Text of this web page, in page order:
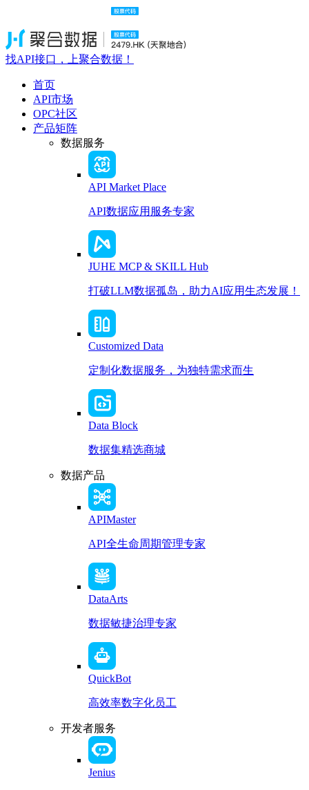
找API接口，上聚合数据！
首页
API市场
OPC社区
产品矩阵
数据服务
API Market Place
API数据应用服务专家
JUHE MCP & SKILL Hub
打破LLM数据孤岛，助力AI应用生态发展！
Customized Data
定制化数据服务，为独特需求而生
Data Block
数据集精选商城
数据产品
APIMaster
API全生命周期管理专家
DataArts
数据敏捷治理专家
QuickBot
高效率数字化员工
开发者服务
Jenius